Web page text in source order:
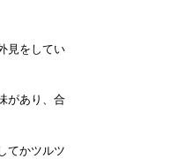
見をしてい
があり、合
てかツルツ